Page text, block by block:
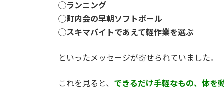
◯ランニング
◯町内会の早朝ソフトボール
◯スキマバイトであえて軽作業を選ぶ
といったメッセージが寄せられていました。
これを見ると、 できるだけ手軽なもの、体を